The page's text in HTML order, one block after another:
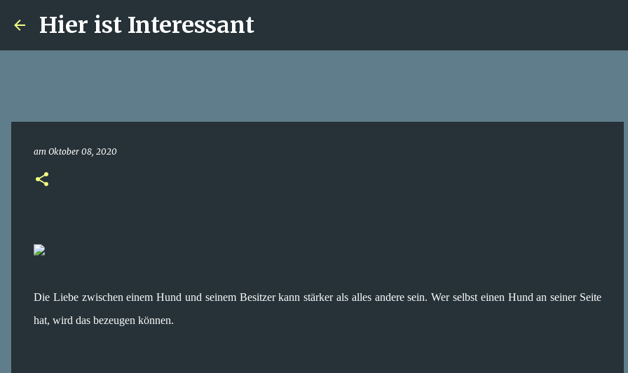
Hier ist Interessant
am Oktober 08, 2020
Die Liebe zwischen einem Hund und seinem Besitzer kann stärker als alles andere sein. Wer selbst einen Hund an seiner Seite
hat, wird das bezeugen können.